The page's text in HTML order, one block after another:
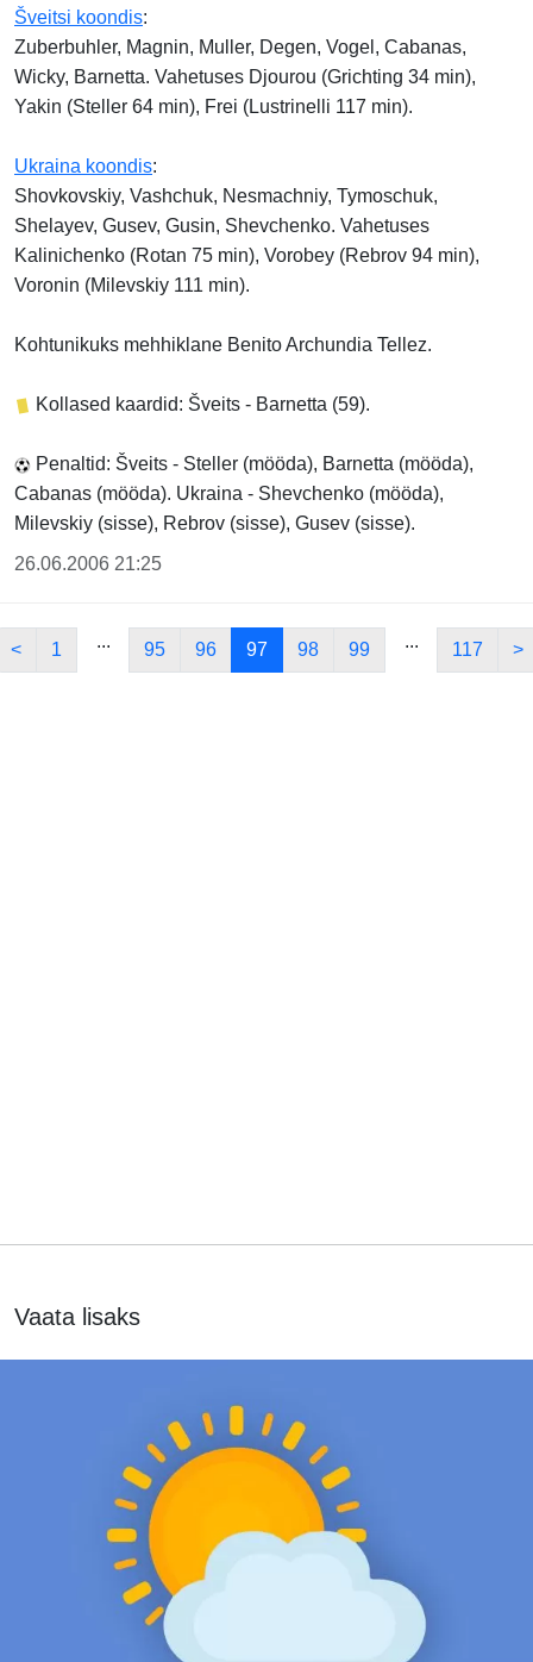
Šveitsi koondis:
Zuberbuhler, Magnin, Muller, Degen, Vogel, Cabanas,
Wicky, Barnetta. Vahetuses Djourou (Grichting 34 min),
Yakin (Steller 64 min), Frei (Lustrinelli 117 min).
Ukraina koondis:
Shovkovskiy, Vashchuk, Nesmachniy, Tymoschuk,
Shelayev, Gusev, Gusin, Shevchenko. Vahetuses
Kalinichenko (Rotan 75 min), Vorobey (Rebrov 94 min),
Voronin (Milevskiy 111 min).
Kohtunikuks mehhiklane Benito Archundia Tellez.
Kollased kaardid: Šveits - Barnetta (59).
Penaltid: Šveits - Steller (mööda), Barnetta (mööda),
Cabanas (mööda). Ukraina - Shevchenko (mööda),
Milevskiy (sisse), Rebrov (sisse), Gusev (sisse).
26.06.2006 21:25
< 1 ... 95 96 97 98 99 ... 117 >
Vaata lisaks